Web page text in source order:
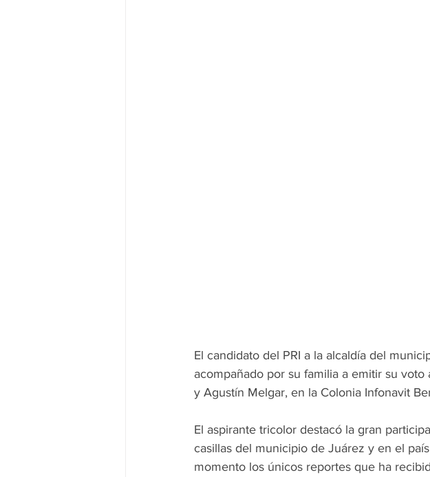
El candidato del PRI a la alcaldía del
acompañado por su familia a emitir su
y Agustín Melgar, en la Colonia Infonavit
El aspirante tricolor destacó la gran
casillas del municipio de Juárez y en el
momento los únicos reportes que ha